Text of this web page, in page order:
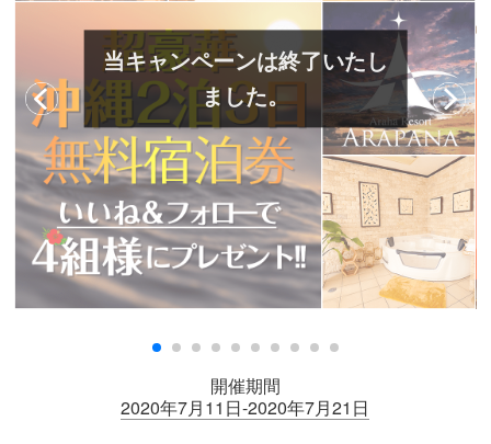
開催期間
2020年7月11日-2020年7月21日